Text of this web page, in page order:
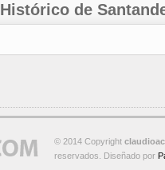
Histórico de
© 2014 Copyright
reservados. Diseñado por